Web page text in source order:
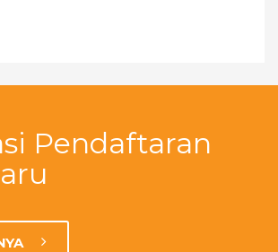
Pendaftaran